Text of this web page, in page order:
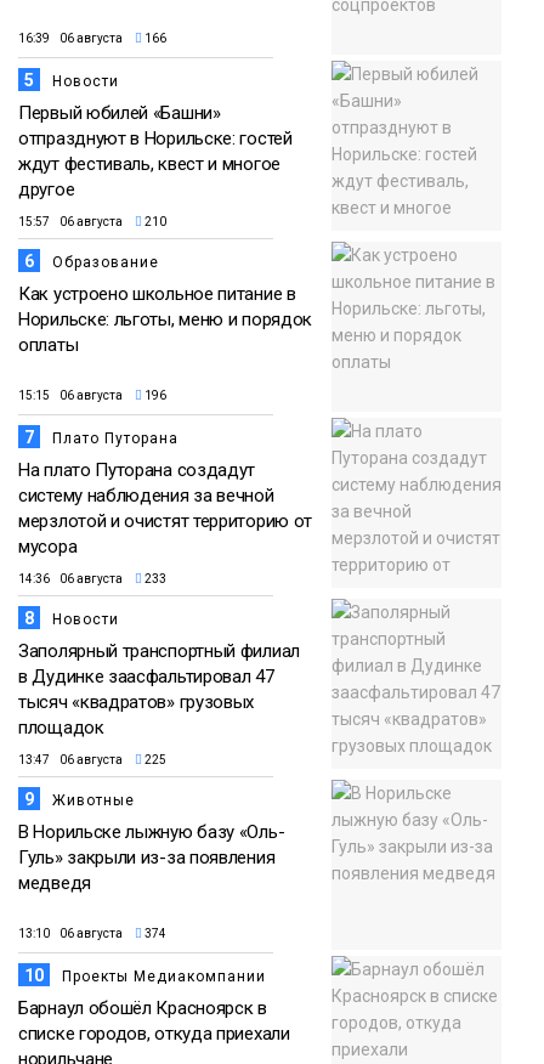
16:39 06 августа 166
5 Новости
Первый юбилей «Башни»
отпразднуют в Норильске: гостей
ждут фестиваль, квест и многое
другое
15:57 06 августа 210
6 Образование
Как устроено школьное питание в
Норильске: льготы, меню и порядок
оплаты
15:15 06 августа 196
7 Плато Путорана
На плато Путорана создадут
систему наблюдения за вечной
мерзлотой и очистят территорию от
мусора
14:36 06 августа 233
8 Новости
Заполярный транспортный филиал
в Дудинке заасфальтировал 47
тысяч «квадратов» грузовых
площадок
13:47 06 августа 225
9 Животные
В Норильске лыжную базу «Оль-
Гуль» закрыли из-за появления
медведя
13:10 06 августа 374
10 Проекты Медиакомпании
Барнаул обошёл Красноярск в
списке городов, откуда приехали
норильчане